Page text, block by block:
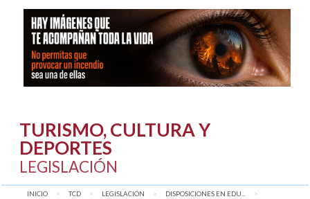
TURISMO, CULTURA Y
DEPORTES
LEGISLACIÓN
INICIO TCD LEGISLACIÓN
DISPOSICIONES EN EDU...